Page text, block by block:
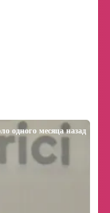
одного месяца назад